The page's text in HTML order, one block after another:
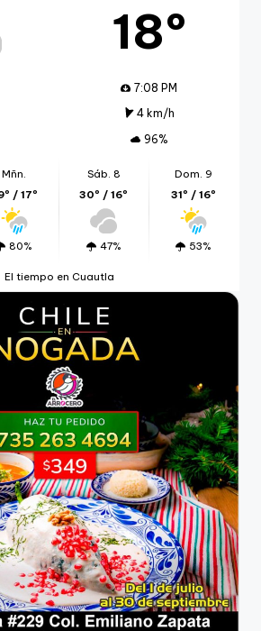
18º
7:08 PM
4 km/h
96%
Mñn.
/ 17º
80%
Sáb. 8
30º / 16º
47%
Dom. 9
31º / 16º
53%
El tiempo en Cuautla